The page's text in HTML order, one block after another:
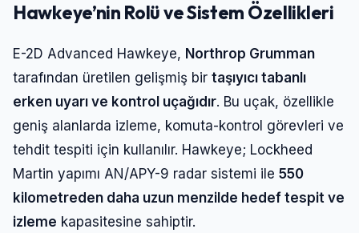
Hawkeye’nin Rolü ve Sistem Özellikleri
E-2D Advanced Hawkeye, Northrop Grumman
tarafından üretilen gelişmiş bir taşıyıcı tabanlı
erken uyarı ve kontrol uçağıdır. Bu uçak, özellikle
geniş alanlarda izleme, komuta-kontrol görevleri ve
tehdit tespiti için kullanılır. Hawkeye; Lockheed
Martin yapımı AN/APY-9 radar sistemi ile 550
kilometreden daha uzun menzilde hedef tespit ve
izleme kapasitesine sahiptir.